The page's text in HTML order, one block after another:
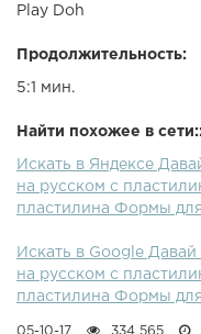
помощи цветных
другие развивающие
Детском канале
ПОДПИСАТЬСЯ НА
Лопаем воздушные
пальчиков.
Учим цвета. Песня
Play Doh
Продолжительность:
5:1 мин.
Найти похожее в
Искать в Яндексе
на русском с
пластилина Формы
Искать в Google
на русском с
пластилина Формы
05-10-17 334 565